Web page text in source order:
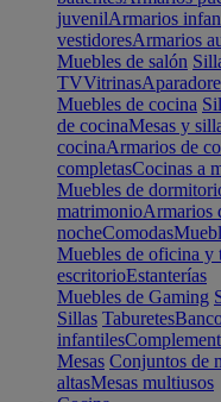
juvenilArmarios
vestidoresArmarios
Muebles de salón
TVVitrinas
Muebles de cocina
de cocinaMesas y
cocinaArmarios de
completasCocinas a
Muebles de
matrimonioArmarios
nocheComodas
Muebles de oficina y
escritorioEstanterías
Muebles de Gaming
Sillas Taburetes
infantiles
Mesas Conjuntos de
altasMesas multiusos